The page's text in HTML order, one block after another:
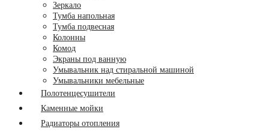
Зеркало
Тумба напольная
Тумба подвесная
Колонны
Комод
Экраны под ванную
Умывальник над стиральной машиной
Умывальники мебельные
Полотенцесушители
Каменные мойки
Радиаторы отопления